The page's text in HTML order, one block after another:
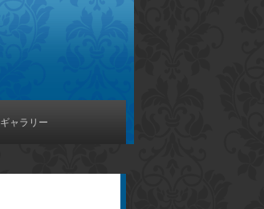
ギャラリー